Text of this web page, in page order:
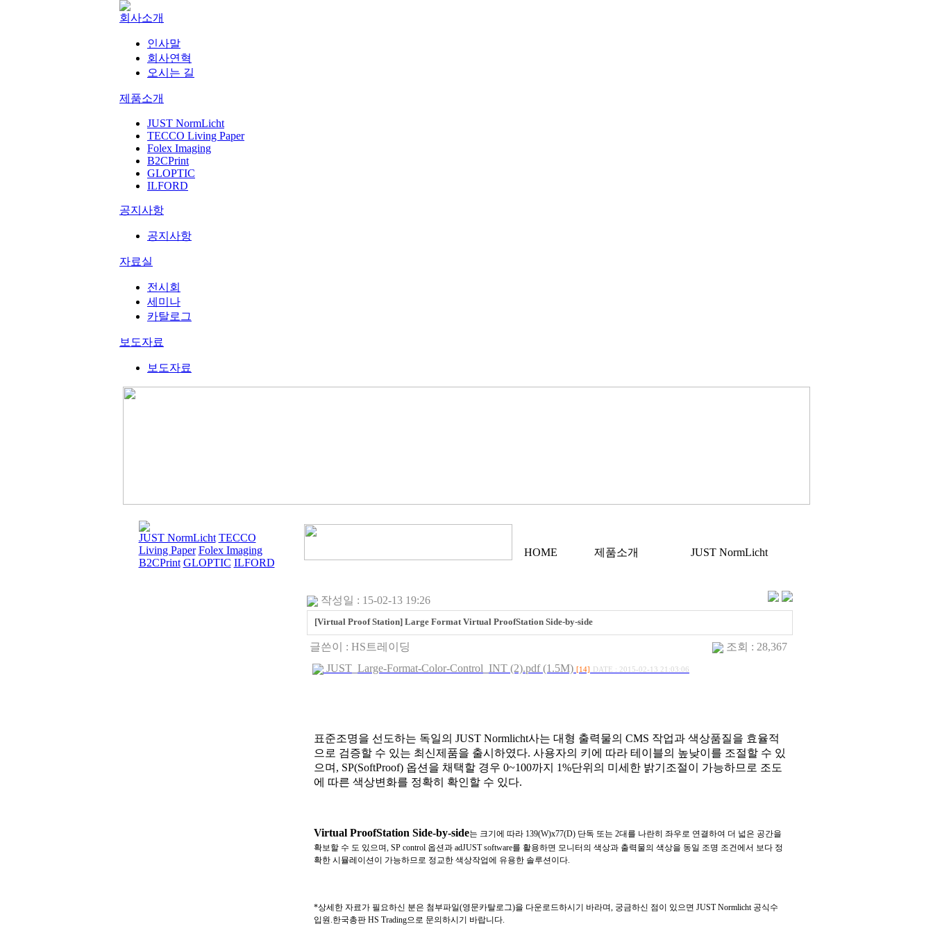
회사소개
인사말
회사연혁
오시는 길
제품소개
JUST NormLicht
TECCO Living Paper
Folex Imaging
B2CPrint
GLOPTIC
ILFORD
공지사항
공지사항
자료실
전시회
세미나
카탈로그
보도자료
보도자료
JUST NormLicht TECCO
Living Paper Folex Imaging
B2CPrint GLOPTIC ILFORD
HOME 제품소개 JUST NormLicht
작성일 : 15-02-13 19:26
[Virtual Proof Station] Large Format Virtual ProofStation Side-by-side
글쓴이 : HS트레이딩
조회 : 28,367
JUST_Large-Format-Color-Control_INT (2).pdf (1.5M) [14] DATE : 2015-02-13 21:03:06
표준조명을 선도하는 독일의 JUST Normlicht사는 대형 출력물의 CMS 작업과 색상품질을 효율적
으로 검증할 수 있는 최신제품을 출시하였다. 사용자의 키에 따라 테이블의 높낮이를 조절할 수 있
으며 , SP(SoftProof) 옵션을 채택할 경우 0~100까지 1%단위의 미세한 밝기조절이 가능하므로 조도
에 따른 색상변화를 정확히 확인할 수 있다.
Virtual ProofStation Side-by-side는 크기에 따라 139(W)x77(D) 단독 또는 2대를 나란히 좌우로 연결하여 더 넓은 공간을
확보할 수 도 있으며, SP control 옵션과 adJUST software를 활용하면 모니터의 색상과 출력물의 색상을 동일 조명 조건에서 보다 정
확한 시뮬레이션이 가능하므로 정교한 색상작업에 유용한 솔루션이다.
*상세한 자료가 필요하신 분은 첨부파일(영문카탈로그)을 다운로드하시기 바라며, 궁금하신 점이 있으면 JUST Normlicht 공식수
입원.한국총판 HS Trading으로 문의하시기 바랍니다.